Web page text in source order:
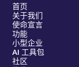
首页
关于我们
使命宣言
功能
小型企业
AI 工具包
社区